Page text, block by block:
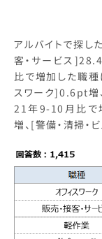
アルバイトで探し
客・サービス
比で増加した職
スワーク]0.6pt増
21年9-10月比で
増、[警備・清掃・